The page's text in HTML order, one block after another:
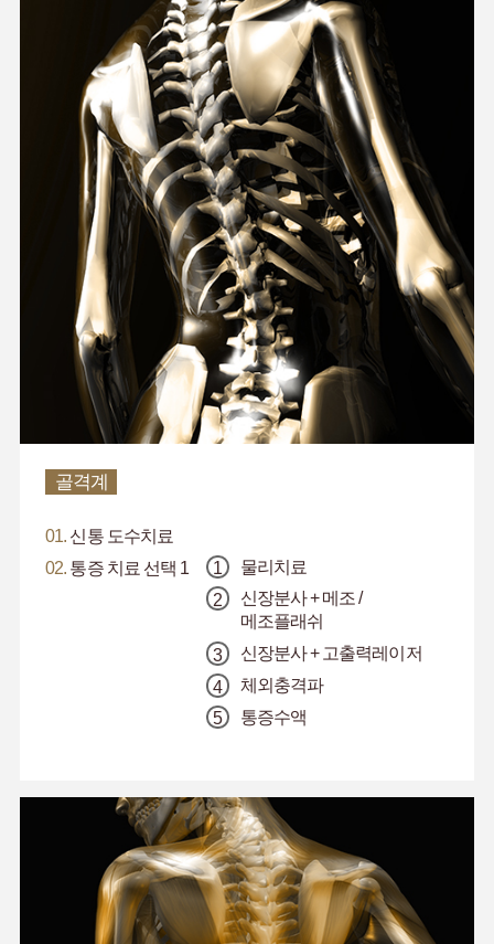
골격계
01. 신통 도수치료
02. 통증 치료 선택 1
물리치료
신장분사 + 메조 /
메조플래쉬
신장분사 + 고출력레이저
체외충격파
통증수액